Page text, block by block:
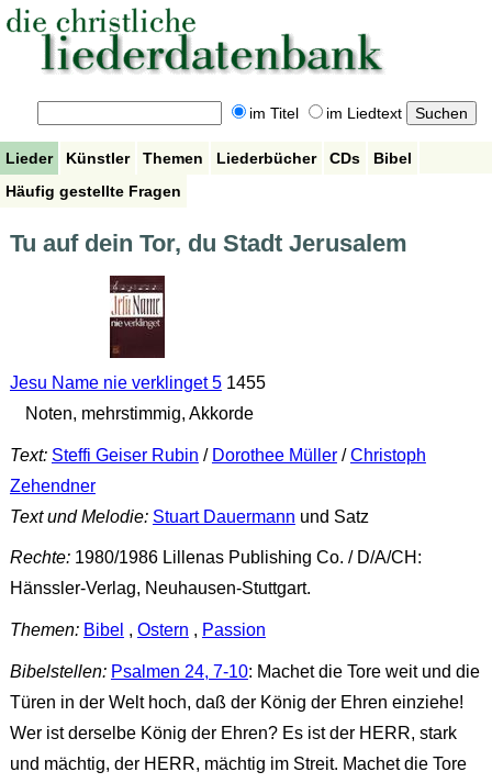
im Titel im Liedtext
Lieder Künstler Themen Liederbücher CDs
Bibel
Häufig gestellte Fragen
Tu auf dein Tor, du Stadt Jerusalem
Jesu Name nie verklinget 51455
Noten, mehrstimmig, Akkorde
Text: Steffi Geiser Rubin / Dorothee Müller/Christoph
Zehendner
Text und Melodie: Stuart Dauermann und Satz
Rechte:1980/1986 Lillenas Publishing Co. / D/A/CH:
Hänssler-Verlag, Neuhausen-Stuttgart.
Themen: Bibel , Ostern , Passion
Bibelstellen: Psalmen 24, 7-10: Machet die Tore weit und die
Türen in der Welt hoch, daß der König der Ehren einziehe!
Wer ist derselbe König der Ehren? Es ist der HERR, stark
und mächtig, der HERR, mächtig im Streit. Machet die Tore